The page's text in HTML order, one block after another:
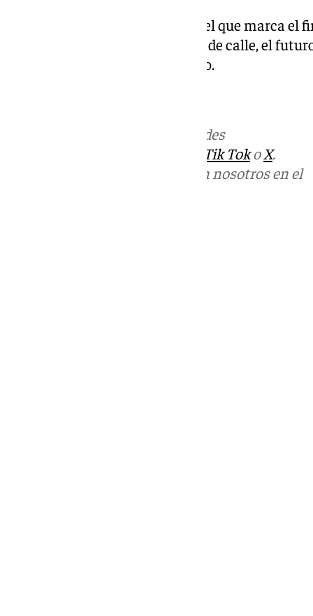
Un cierre político de primer nivel que marca el
internacionales mientras, a pie de calle, el
excavadora y martillo hidráulico.
en las redes
Tik TokoX.
Puedes ponerte en contacto con nosotros en el